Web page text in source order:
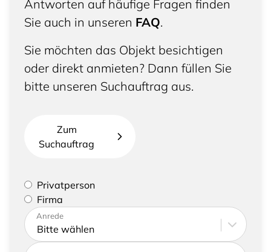
Antworten auf häufige Fragen finden
Sie auch in unseren FAQ.
Sie möchten das Objekt besichtigen
oder direkt anmieten? Dann füllen Sie
bitte unseren Suchauftrag aus.
Zum
Suchauftrag
Bitte geben Sie an, ob Sie eine Privatperson sind
oder eine Firma vertreten
Privatperson
Firma
Bitte tragen Sie Ihre Adresse sowie
Kontaktdaten ein
Anrede